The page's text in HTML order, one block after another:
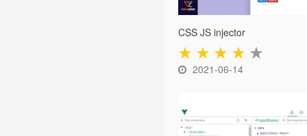
CSS JS injector
★ ★ ★ ★ ★
2021-06-14